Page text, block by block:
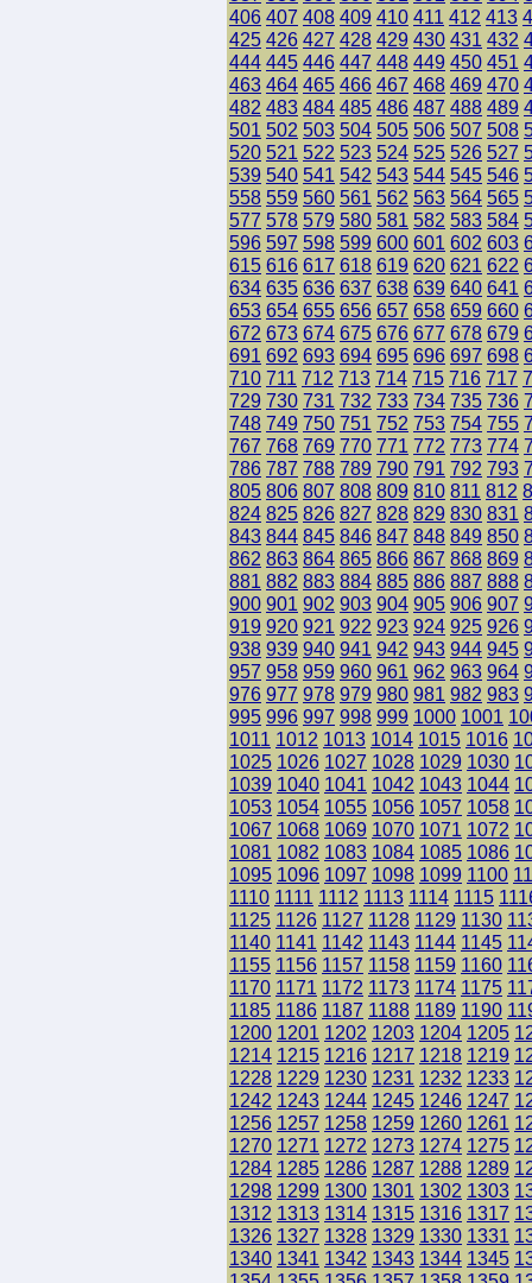
406 407 408 409 410 411 412 413
425 426 427 428 429 430 431 432
444 445 446 447 448 449 450 451
463 464 465 466 467 468 469 470
482 483 484 485 486 487 488 489
501 502 503 504 505 506 507 508
520 521 522 523 524 525 526 527
539 540 541 542 543 544 545 546
558 559 560 561 562 563 564 565
577 578 579 580 581 582 583 584
596 597 598 599 600 601 602 603
615 616 617 618 619 620 621 622
634 635 636 637 638 639 640 641
653 654 655 656 657 658 659 660
672 673 674 675 676 677 678 679
691 692 693 694 695 696 697 698
710 711 712 713 714 715 716 717
729 730 731 732 733 734 735 736
748 749 750 751 752 753 754 755
767 768 769 770 771 772 773 774
786 787 788 789 790 791 792 793
805 806 807 808 809 810 811 812
824 825 826 827 828 829 830 831
843 844 845 846 847 848 849 850
862 863 864 865 866 867 868 869
881 882 883 884 885 886 887 888
900 901 902 903 904 905 906 907
919 920 921 922 923 924 925 926
938 939 940 941 942 943 944 945
957 958 959 960 961 962 963 964
976 977 978 979 980 981 982 983
995 996 997 998 999 1000 1001
1011 1012 1013 1014 1015 1016
1025 1026 1027 1028 1029 1030
1039 1040 1041 1042 1043 1044
1053 1054 1055 1056 1057 1058
1067 1068 1069 1070 1071 1072
1081 1082 1083 1084 1085 1086
1095 1096 1097 1098 1099 1100
1110 1111 1112 1113 1114 1115
1125 1126 1127 1128 1129 1130
1140 1141 1142 1143 1144 1145
1155 1156 1157 1158 1159 1160
1170 1171 1172 1173 1174 1175
1185 1186 1187 1188 1189 1190
1200 1201 1202 1203 1204 1205
1214 1215 1216 1217 1218 1219
1228 1229 1230 1231 1232 1233
1242 1243 1244 1245 1246 1247
1256 1257 1258 1259 1260 1261
1270 1271 1272 1273 1274 1275
1284 1285 1286 1287 1288 1289
1298 1299 1300 1301 1302 1303
1312 1313 1314 1315 1316 1317
1326 1327 1328 1329 1330 1331
1340 1341 1342 1343 1344 1345